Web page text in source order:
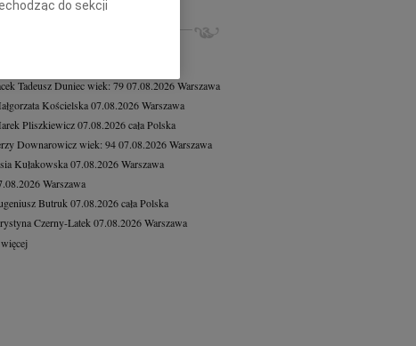
Tadeusz Duniecwiek: 7907.08.2026Warszawa
Kościelska07.08.2026Warszawa
Pliszkiewicz07.08.2026cała Polska
Downarowiczwiek: 9407.08.2026Warszawa
Kułakowska07.08.2026Warszawa
Warszawa
Butruk 07.08.2026cała Polska
Czerny-Latek 07.08.2026Warszawa
do sekcji
ustawień przeglądarki.
celach:
celów identyfikacji.
pomiar reklam i